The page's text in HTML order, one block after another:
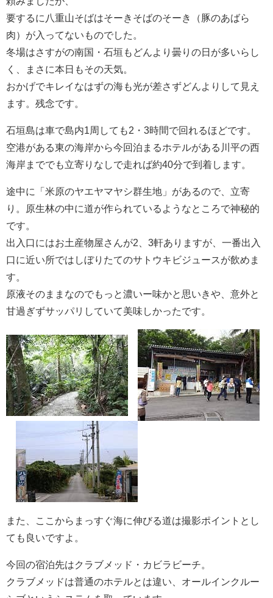
要するに八重山そばはそーきそばのそーき（豚のあばら
肉）が入ってないものでした。
冬場はさすがの南国・石垣もどんより曇りの日が多いらし
く、まさに本日もその天気。
おかげでキレイなはずの海も光が差さずどんよりして見え
ます。残念です。
石垣島は車で島内1周しても2・3時間で回れるほどです。
空港がある東の海岸から今回泊まるホテルがある川平の西
海岸まででも立寄りなしで走れば約40分で到着します。
途中に「米原のヤエヤマヤシ群生地」があるので、立寄
り。原生林の中に道が作られているようなところで神秘的
です。
出入口にはお土産物屋さんが2、3軒ありますが、一番出入
口に近い所ではしぼりたてのサトウキビジュースが飲めま
す。
原液そのままなのでもっと濃いー味かと思いきや、意外と
甘過ぎずサッパリしていて美味しかったです。
また、ここからまっすぐ海に伸びる道は撮影ポイントとし
ても良いですよ。
今回の宿泊先はクラブメッド・カビラビーチ。
クラブメッドは普通のホテルとは違い、オールインクルー